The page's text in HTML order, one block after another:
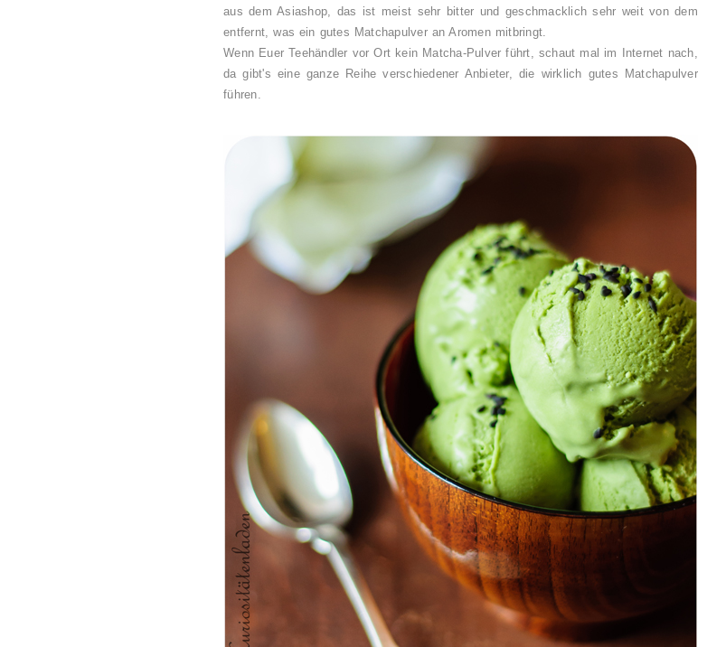
aus dem Asiashop, das ist meist sehr bitter und geschmacklich sehr weit von dem
entfernt, was ein gutes Matchapulver an Aromen mitbringt.
Wenn Euer Teehändler vor Ort kein Matcha-Pulver führt, schaut mal im Internet nach,
da gibt's eine ganze Reihe verschiedener Anbieter, die wirklich gutes Matchapulver
führen.